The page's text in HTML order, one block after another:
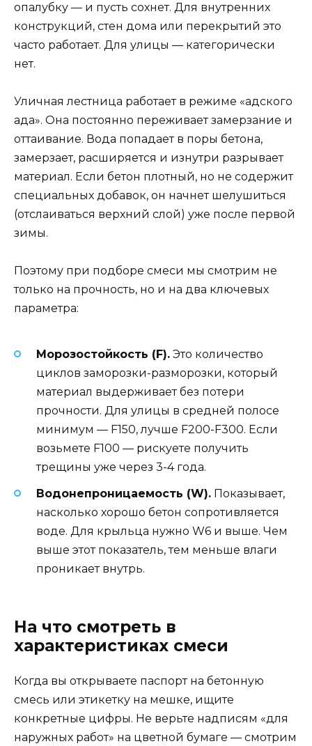
опалубку — и пусть сохнет. Для внутренних
конструкций, стен дома или перекрытий это
часто работает. Для улицы — категорически
нет.
Уличная лестница работает в режиме «адского
ада». Она постоянно переживает замерзание и
оттаивание. Вода попадает в поры бетона,
замерзает, расширяется и изнутри разрывает
материал. Если бетон плотный, но не содержит
специальных добавок, он начнет шелушиться
(отслаиваться верхний слой) уже после первой
зимы.
Поэтому при подборе смеси мы смотрим не
только на прочность, но и на два ключевых
параметра:
Морозостойкость (F). Это количество
циклов заморозки-разморозки, который
материал выдерживает без потери
прочности. Для улицы в средней полосе
минимум — F150, лучше F200-F300. Если
возьмете F100 — рискуете получить
трещины уже через 3-4 года.
Водонепроницаемость (W). Показывает,
насколько хорошо бетон сопротивляется
воде. Для крыльца нужно W6 и выше. Чем
выше этот показатель, тем меньше влаги
проникает внутрь.
На что смотреть в
характеристиках смеси
Когда вы открываете паспорт на бетонную
смесь или этикетку на мешке, ищите
конкретные цифры. Не верьте надписям «для
наружных работ» на цветной бумаге — смотрим